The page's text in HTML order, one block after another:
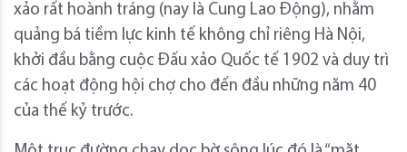
xảo rất hoành tráng (nay là Cung Lao Động), nhằm
quảng bá tiềm lực kinh tế không chỉ riêng Hà Nội,
khởi đầu bằng cuộc Đấu xảo Quốc tế 1902 và duy trì
các hoạt động hội chợ cho đến đầu những năm 40
của thế kỷ trước.